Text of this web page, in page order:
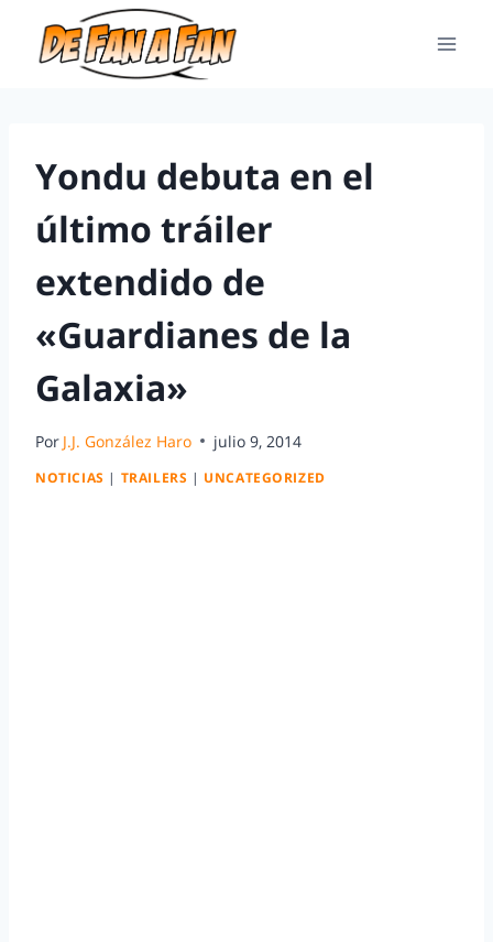
Yondu debuta en el
último tráiler
extendido de
«Guardianes de la
Galaxia»
Por J.J. González Haro julio 9, 2014
NOTICIAS | TRAILERS | UNCATEGORIZED